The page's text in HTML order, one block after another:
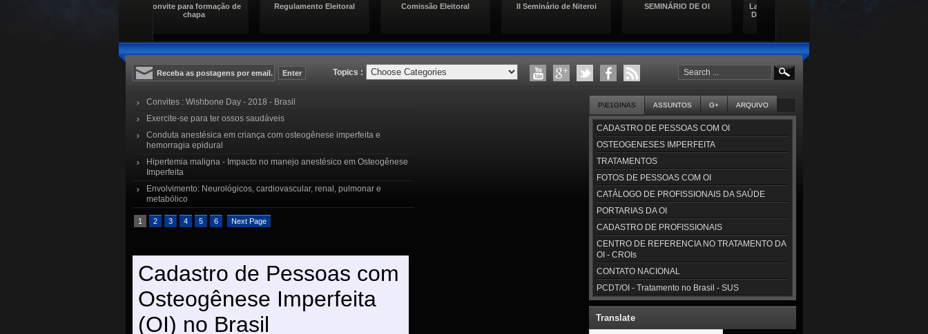
Regulamento Eleitoral Comissão Eleitoral II Seminário de Niteroi SEMINÁRIO DE OI
Lançamento da Cartilha de
Topics :
Convites : Wishbone Day - 2018 - Brasil
Exercite-se para ter ossos saudáveis
Conduta anestésica em criança com osteogênese imperfeita e
hemorragia epidural
Hipertemia maligna - Impacto no manejo anestésico em Osteogênese
Imperfeita
Envolvimento: Neurológicos, cardiovascular, renal, pulmonar e
metabólico
1 2 3 4 5 6 Next Page
P\E1GINAS ASSUNTOS G+ ARQUIVO
CADASTRO DE PESSOAS COM OI
OSTEOGENESES IMPERFEITA
TRATAMENTOS
FOTOS DE PESSOAS COM OI
CATÁLOGO DE PROFISSIONAIS DA SAÚDE
PORTARIAS DA OI
CADASTRO DE PROFISSIONAIS
CENTRO DE REFERENCIA NO TRATAMENTO DA
OI - CROIs
CONTATO NACIONAL
PCDT/OI - Tratamento no Brasil - SUS
Translate